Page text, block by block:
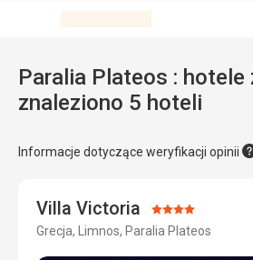
Paralia Plateos : hotele z opiniami,
znaleziono 5 hoteli
Informacje dotyczące weryfikacji opinii
Villa Victoria Ocena:
4/5
Grecja, Limnos, Paralia Plateos